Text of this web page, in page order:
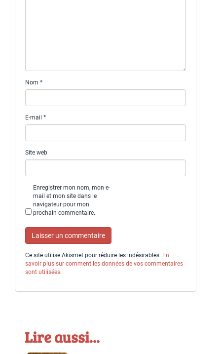
Nom *
E-mail *
Site web
Enregistrer mon nom, mon e-
mail et mon site dans le
navigateur pour mon
prochain commentaire.
Ce site utilise Akismet pour réduire les indésirables. En
savoir plus sur comment les données de vos commentaires
sont utilisées.
Lire aussi...